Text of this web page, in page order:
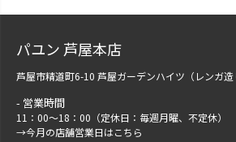
パユン 芦屋本店
芦屋市精道町6-10 芦屋ガーデンハイツ（レンガ造
営業時間
11：00～18：00（定休日：毎週月曜、不定休）
→今月の店舗営業日はこちら